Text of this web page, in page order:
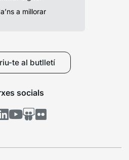
a millorar
te al butlletí
socials